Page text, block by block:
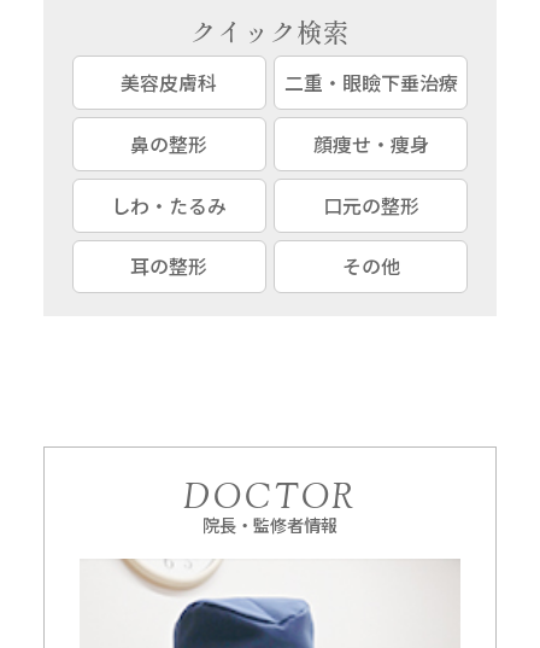
クイック検索
美容皮膚科 二重・眼瞼下垂治療
鼻の整形 顔痩せ・痩身
しわ・たるみ 口元の整形
耳の整形 その他
DOCTOR
院長・監修者情報